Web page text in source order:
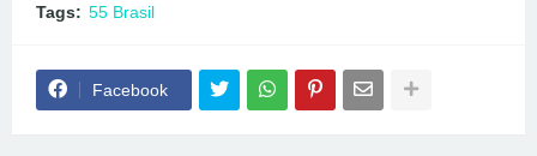
Tags: 55 Brasil
Facebook